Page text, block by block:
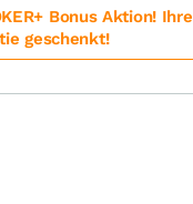
Bonus Aktion! Ihre
geschenkt!